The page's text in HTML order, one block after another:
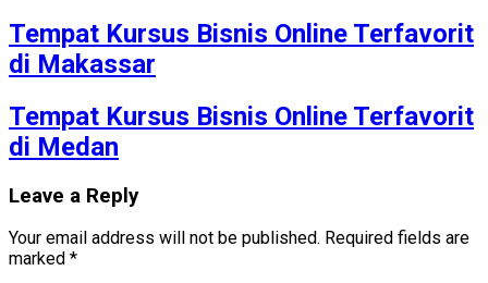
Tempat Kursus Bisnis Online Terfavorit
di Makassar
Tempat Kursus Bisnis Online Terfavorit
di Medan
Leave a Reply
Your email address will not be published. Required fields are
marked *